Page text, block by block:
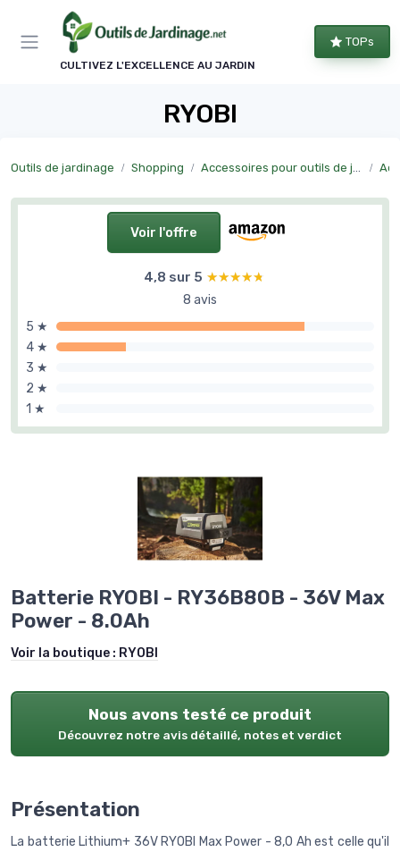
CULTIVEZ L'EXCELLENCE AU JARDIN
TOPs
RYOBI
Outils de jardinage Shopping Accessoires pour outils de jardinage
Voir l'offre
4,8 sur 5 ★★★★★
★★★★★
8 avis
5 ★
4 ★
3 ★
2 ★
1 ★
Batterie RYOBI - RY36B80B - 36V Max
Power - 8.0Ah
Voir la boutique : RYOBI
Nous avons testé ce produit
Découvrez notre avis détaillé, notes et verdict
Présentation
La batterie Lithium+ 36V RYOBI Max Power - 8,0 Ah est celle qu'il
Panneau de gestion des cookies